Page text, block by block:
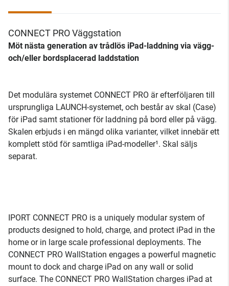
CONNECT PRO Väggstation
Möt nästa generation av trådlös iPad-laddning via vägg-
och/eller bordsplacerad laddstation
Det modulära systemet CONNECT PRO är efterföljaren till
ursprungliga LAUNCH-systemet, och består av skal (Case)
för iPad samt stationer för laddning på bord eller på vägg.
Skalen erbjuds i en mängd olika varianter, vilket innebär ett
komplett stöd för samtliga iPad-modeller¹. Skal säljs
separat.
IPORT CONNECT PRO is a uniquely modular system of
products designed to hold, charge, and protect iPad in the
home or in large scale professional deployments. The
CONNECT PRO WallStation engages a powerful magnetic
mount to dock and charge iPad on any wall or solid
surface. The CONNECT PRO WallStation charges iPad at